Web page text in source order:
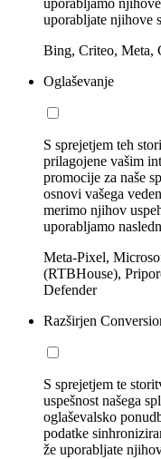
uporabljamo
uporabljate njihove
Bing, Criteo, Meta,
Oglaševanje
S sprejetjem teh
prilagojene vašim
promocije za naše
osnovi vašega
merimo njihov
uporabljamo
Meta-Pixel,
(RTBHouse),
Defender
Razširjen
S sprejetjem te
uspešnost našega
oglaševalsko
podatke
že uporabljate